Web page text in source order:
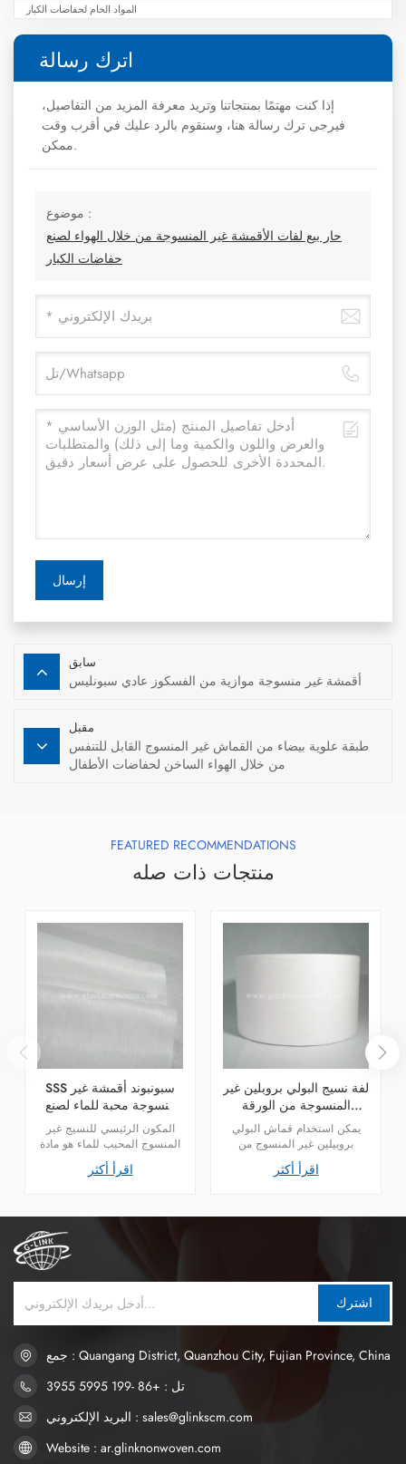
المواد الخام لحفاضات الكبار
اترك رسالة
إذا كنت مهتمًا بمنتجاتنا وتريد معرفة المزيد من التفاصيل،
فيرجى ترك رسالة هنا، وسنقوم بالرد عليك في أقرب وقت
ممكن.
موضوع :
حار بيع لفات الأقمشة غير المنسوجة من خلال الهواء لصنع
حفاضات الكبار
إرسال
سابق
أقمشة غير منسوجة موازية من الفسكوز عادي سبونليس
مقبل
طبقة علوية بيضاء من القماش غير المنسوج القابل للتنفس
من خلال الهواء الساخن لحفاضات الأطفال
FEATURED RECOMMENDATIONS
منتجات ذات صله
SSS سبونبوند أقمشة غير
منسوجة محبة للماء لصنع
حفاضات الأطفال
المكون الرئيسي للنسيج غير
المنسوج المحبب للماء هو مادة
البولي بروبيلين، وهي مادة خام
لحفاضات الأطفال وعادةً ما
اقرأ أكثر
لفة نسيج البولي بروبلين غير
المنسوجة من الورقة
العلوية الناعمة لسلس البول
لحفاضات الكبار
يمكن استخدام قماش البولي
بروبيلين غير المنسوج من
سبونبوند كغطاء علوي لحفاضات
البالغين التي تعاني من سلس
اقرأ أكثر
اشترك
جمع : Quangang District, Quanzhou City, Fujian Province, China
تل : +86 -199 5995 3955
البريد الإلكتروني : sales@glinkscm.com
Website : ar.glinknonwoven.com